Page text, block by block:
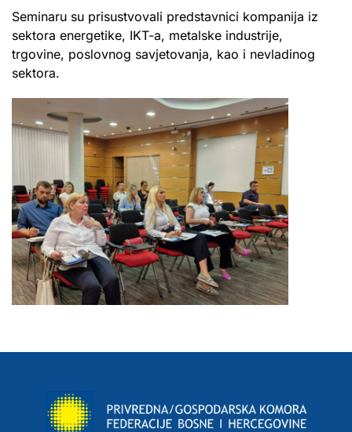
Seminaru su prisustvovali predstavnici kompanija iz
sektora energetike, IKT-a, metalske industrije,
trgovine, poslovnog savjetovanja, kao i nevladinog
sektora.